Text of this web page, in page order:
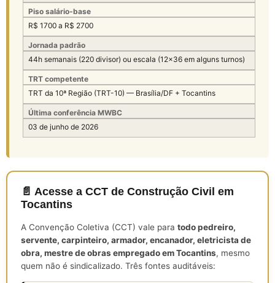
Piso salário-base
R$ 1700 a R$ 2700
Jornada padrão
44h semanais (220 divisor) ou escala (12×36 em alguns turnos)
TRT competente
TRT da 10ª Região (TRT-10) — Brasília/DF + Tocantins
Última conferência MWBC
03 de junho de 2026
📄 Acesse a CCT de Construção Civil em
Tocantins
A Convenção Coletiva (CCT) vale para todo pedreiro,
servente, carpinteiro, armador, encanador, eletricista de
obra, mestre de obras empregado em Tocantins, mesmo
quem não é sindicalizado. Três fontes auditáveis: